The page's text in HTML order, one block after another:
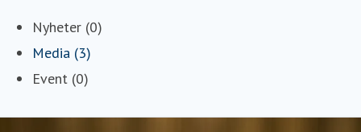
Nyheter (0)
Media (3)
Event (0)